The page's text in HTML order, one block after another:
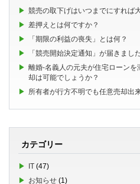
競売の取下げはいつまでにすれば
差押えとは何ですか？
「期限の利益の喪失」とは何？
「競売開始決定通知」が届きまし
離婚-名義人の元夫が住宅ローン
却は可能でしょうか？
所有者が行方不明でも任意売却出
カテゴリー
IT (47)
お知らせ (1)